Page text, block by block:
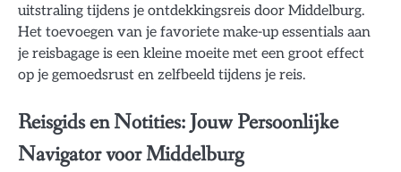
uitstraling tijdens je ontdekkingsreis door Middelburg.
Het toevoegen van je favoriete make-up essentials aan
je reisbagage is een kleine moeite met een groot effect
op je gemoedsrust en zelfbeeld tijdens je reis.
Reisgids en Notities: Jouw Persoonlijke
Navigator voor Middelburg